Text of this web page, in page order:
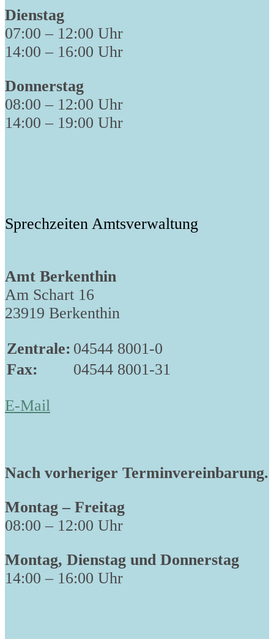
Dienstag
07:00 – 12:00 Uhr
14:00 – 16:00 Uhr
Donnerstag
08:00 – 12:00 Uhr
14:00 – 19:00 Uhr
Sprechzeiten Amtsverwaltung
Amt Berkenthin
Am Schart 16
23919 Berkenthin
Zentrale: 04544 8001-0
Fax:
04544 8001-31
E-Mail
Nach vorheriger Terminvereinbarung.
Montag – Freitag
08:00 – 12:00 Uhr
Montag, Dienstag und Donnerstag
14:00 – 16:00 Uhr